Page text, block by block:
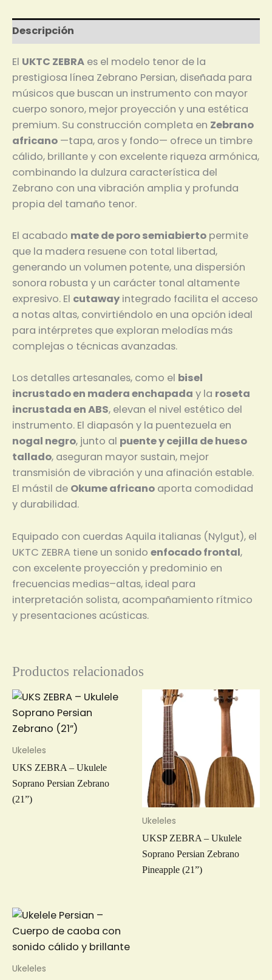
Descripción
El UKTC ZEBRA es el modelo tenor de la
prestigiosa línea Zebrano Persian, diseñada para
músicos que buscan un instrumento con mayor
cuerpo sonoro, mejor proyección y una estética
premium. Su construcción completa en Zebrano
africano —tapa, aros y fondo— ofrece un timbre
cálido, brillante y con excelente riqueza armónica,
combinando la dulzura característica del
Zebrano con una vibración amplia y profunda
propia del tamaño tenor.
El acabado mate de poro semiabierto permite
que la madera resuene con total libertad,
generando un volumen potente, una dispersión
sonora robusta y un carácter tonal altamente
expresivo. El cutaway integrado facilita el acceso
a notas altas, convirtiéndolo en una opción ideal
para intérpretes que exploran melodías más
complejas o técnicas avanzadas.
Los detalles artesanales, como el bisel
incrustado en madera enchapada y la roseta
incrustada en ABS, elevan el nivel estético del
instrumento. El diapasón y la puentezuela en
nogal negro, junto al puente y cejilla de hueso
tallado, aseguran mayor sustain, mejor
transmisión de vibración y una afinación estable.
El mástil de Okume africano aporta comodidad
y durabilidad.
Equipado con cuerdas Aquila italianas (Nylgut), el
UKTC ZEBRA tiene un sonido enfocado frontal,
con excelente proyección y predominio en
frecuencias medias–altas, ideal para
interpretación solista, acompañamiento rítmico
y presentaciones acústicas.
Productos relacionados
Ukeleles
UKS ZEBRA – Ukulele
Soprano Persian Zebrano
(21”)
Ukeleles
UKSP ZEBRA – Ukulele
Soprano Persian Zebrano
Pineapple (21”)
Ukeleles